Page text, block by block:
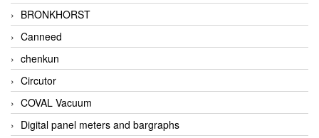
BRONKHORST
Canneed
chenkun
Circutor
COVAL Vacuum
Digital panel meters and bargraphs